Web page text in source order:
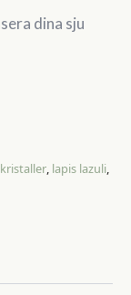
dina sju
kristaller, lapis lazuli,